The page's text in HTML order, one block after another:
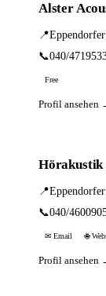
Alster
📍
📞040/
Free
Profil ansehen
Hörakustik
📍
📞040/
✉ Email 🌐
Profil ansehen